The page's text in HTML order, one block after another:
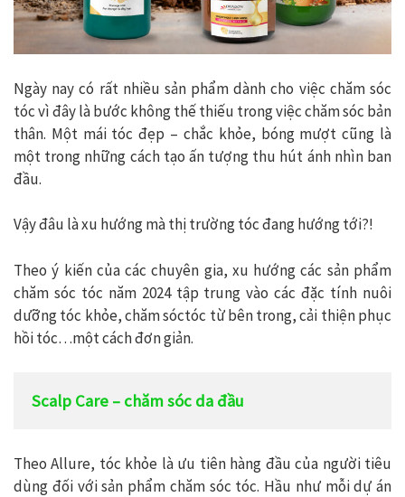
Ngày nay có rất nhiều sản phẩm dành cho việc chăm sóc
tóc vì đây là bước không thế thiếu trong việc chăm sóc bản
thân. Một mái tóc đẹp – chắc khỏe, bóng mượt cũng là
một trong những cách tạo ấn tượng thu hút ánh nhìn ban
đầu.
Vậy đâu là xu hướng mà thị trường tóc đang hướng tới?!
Theo ý kiến của các chuyên gia, xu hướng các sản phẩm
chăm sóc tóc năm 2024 tập trung vào các đặc tính nuôi
dưỡng tóc khỏe, chăm sóctóc từ bên trong, cải thiện phục
hồi tóc…một cách đơn giản.
Scalp Care – chăm sóc da đầu
Theo Allure, tóc khỏe là ưu tiên hàng đầu của người tiêu
dùng đối với sản phẩm chăm sóc tóc. Hầu như mỗi dự án